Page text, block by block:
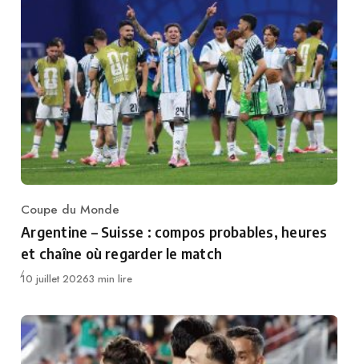
Category
Coupe du Monde
Argentine – Suisse : compos probables, heures
et chaîne où regarder le match
Publié
10 juillet 20263 min lire